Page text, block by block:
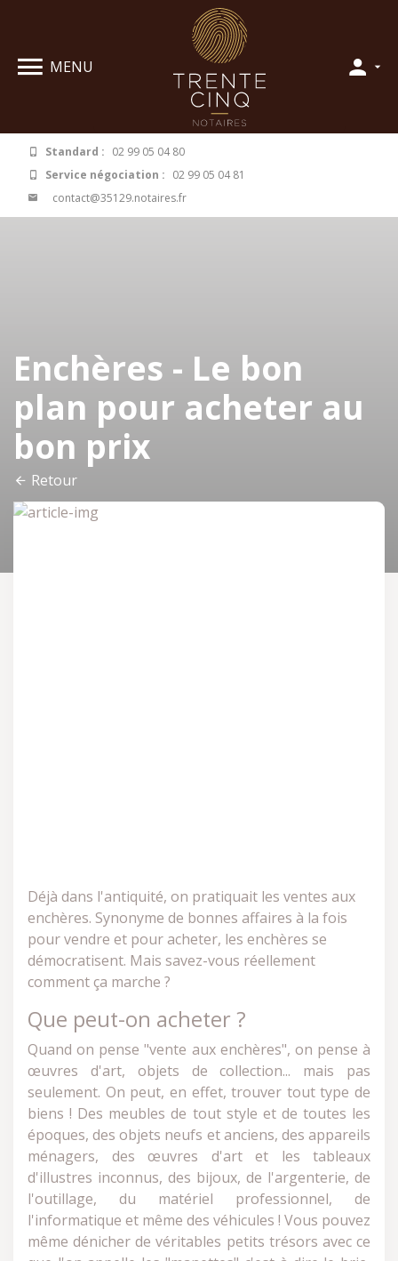
MENU
Standard : 02 99 05 04 80
Service négociation : 02 99 05 04 81
contact@35129.notaires.fr
Enchères - Le bon
plan pour acheter au
bon prix
Retour
Déjà dans l'antiquité, on pratiquait les ventes aux
enchères. Synonyme de bonnes affaires à la fois
pour vendre et pour acheter, les enchères se
démocratisent. Mais savez-vous réellement
comment ça marche ?
Que peut-on acheter ?
Quand on pense "vente aux enchères", on pense à
œuvres d'art, objets de collection... mais pas
seulement. On peut, en effet, trouver tout type de
biens ! Des meubles de tout style et de toutes les
époques, des objets neufs et anciens, des appareils
ménagers, des œuvres d'art et les tableaux
d'illustres inconnus, des bijoux, de l'argenterie, de
l'outillage, du matériel professionnel, de
l'informatique et même des véhicules ! Vous pouvez
même dénicher de véritables petits trésors avec ce
Panneau de gestion des cookies